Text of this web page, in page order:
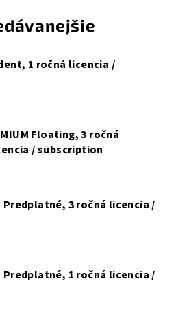
1 ročná licencia /
Floating, 3 ročná
/ subscription
Predplatné, 3 ročná licencia /
Predplatné, 1 ročná licencia /